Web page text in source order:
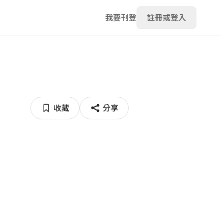
我要刊登 註冊或登入
收藏 分享